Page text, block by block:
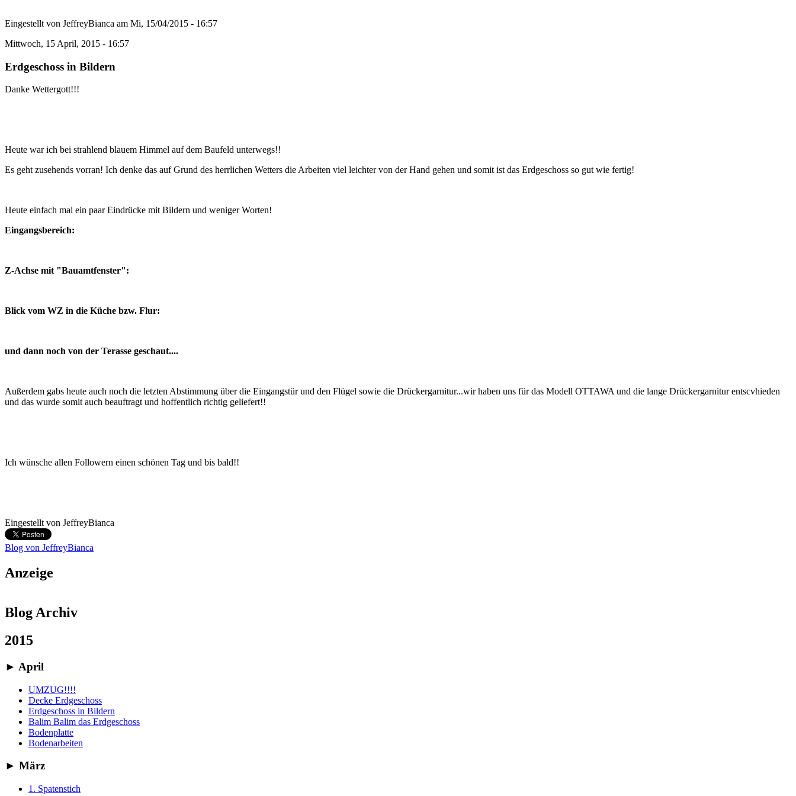
Eingestellt von JeffreyBianca am Mi, 15/04/2015 - 16:57
Mittwoch, 15 April, 2015 - 16:57
Erdgeschoss in Bildern
Danke Wettergott!!!
Heute war ich bei strahlend blauem Himmel auf dem Baufeld unterwegs!!
Es geht zusehends vorran! Ich denke das auf Grund des herrlichen Wetters die Arbeiten viel leichter von der Hand gehen und somit ist das Erdgeschoss so gut wie fertig!
Heute einfach mal ein paar Eindrücke mit Bildern und weniger Worten!
Eingangsbereich:
Z-Achse mit "Bauamtfenster":
Blick vom WZ in die Küche bzw. Flur:
und dann noch von der Terasse geschaut....
Außerdem gabs heute auch noch die letzten Abstimmung über die Eingangstür und den Flügel sowie die Drückergarnitur...wir haben uns für das Modell OTTAWA und die lange Drückergarnitur entscvhieden
und das wurde somit auch beauftragt und hoffentlich richtig geliefert!!
Ich wünsche allen Followern einen schönen Tag und bis bald!!
Eingestellt von JeffreyBianca
Blog von JeffreyBianca
Anzeige
Blog Archiv
2015
► April
UMZUG!!!!
Decke Erdgeschoss
Erdgeschoss in Bildern
Balim Balim das Erdgeschoss
Bodenplatte
Bodenarbeiten
► März
1. Spatenstich